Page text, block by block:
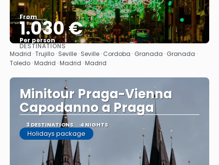
From
1.030 €
Per person
See
DESTINATIONS
Madrid · Trujillo · Seville · Seville · Cordoba · Granada · Granada ·
Toledo · Madrid · Madrid · Madrid
Minitour Praga-Vienna
Capodanno a Praga
3 DESTINATIONS 4 NIGHTS
Holidays package